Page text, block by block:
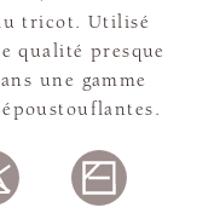
tricot. Utilisé
qualité presque
une gamme